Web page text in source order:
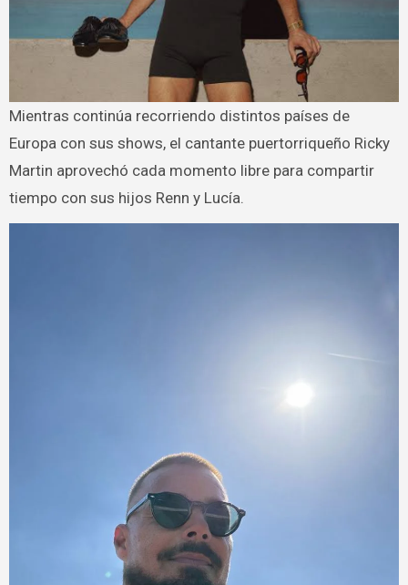
Mientras continúa recorriendo distintos países de
Europa con sus shows, el cantante puertorriqueño Ricky
Martin aprovechó cada momento libre para compartir
tiempo con sus hijos Renn y Lucía.